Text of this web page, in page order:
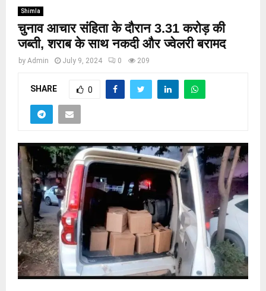
Shimla
चुनाव आचार संहिता के दौरान 3.31 करोड़ की
जब्ती, शराब के साथ नकदी और ज्वेलरी बरामद
by Admin July 9, 2024 0 209
SHARE 0